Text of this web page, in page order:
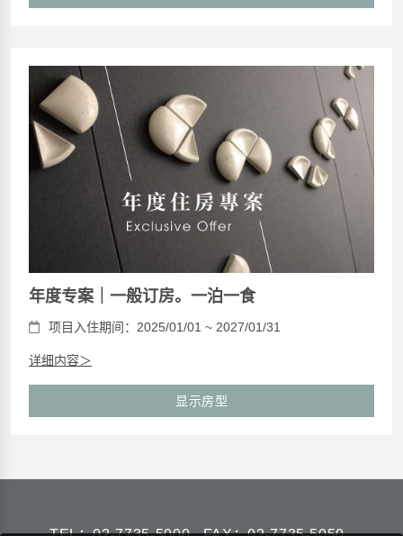
年度专案｜一般订房。一泊一食
项目入住期间：2025/01/01 ~ 2027/01/31
详细内容＞
显示房型